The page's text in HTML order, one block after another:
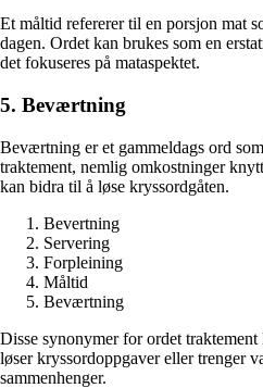
Et måltid refererer til en porsjon mat
dagen. Ordet kan brukes som en
det fokuseres på mataspektet.
5. Beværtning
Beværtning er et gammeldags ord
traktement, nemlig omkostninger
kan bidra til å løse kryssordgåten.
Bevertning
Servering
Forpleining
Måltid
Beværtning
Disse synonymer for ordet
løser kryssordoppgaver eller trenger
sammenhenger.